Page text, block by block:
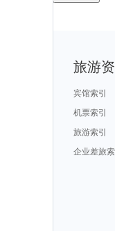
旅游
宾馆索引
机票索引
旅游索引
企业差旅